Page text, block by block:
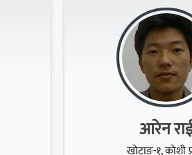
आरेन
खोटाङ-१, कोशी